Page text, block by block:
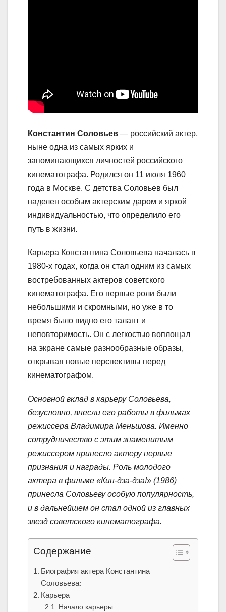
Константин Соловьев — российский актер,
ныне одна из самых ярких и
запоминающихся личностей российского
кинематографа. Родился он 11 июля 1960
года в Москве. С детства Соловьев был
наделен особым актерским даром и яркой
индивидуальностью, что определило его
путь в жизни.
Карьера Константина Соловьева началась в
1980-х годах, когда он стал одним из самых
востребованных актеров советского
кинематографа. Его первые роли были
небольшими и скромными, но уже в то
время было видно его талант и
неповторимость. Он с легкостью воплощал
на экране самые разнообразные образы,
открывая новые перспективы перед
кинематографом.
Основной вклад в карьеру Соловьева,
безусловно, внесли его работы в фильмах
режиссера Владимира Меньшова. Именно
сотрудничество с этим знаменитым
режиссером принесло актеру первые
признания и награды. Роль молодого
актера в фильме «Кин-дза-дза!» (1986)
принесла Соловьеву особую популярность,
и в дальнейшем он стал одной из главных
звезд советского кинематографа.
Содержание
Биография актера Константина
Соловьева:
Карьера
Начало карьеры